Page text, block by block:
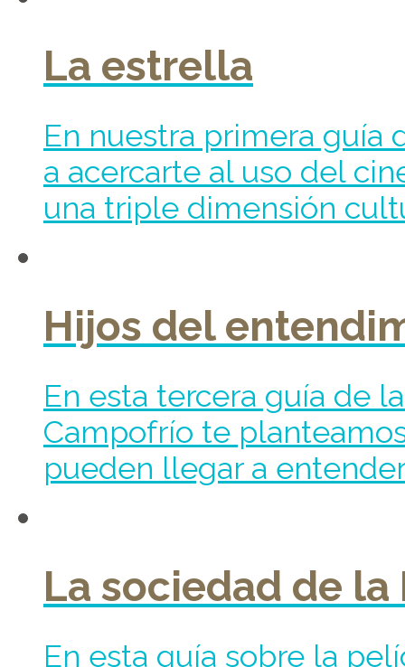
La estrella
En nuestra primera guía
a acercarte al uso del
una triple dimensión
Hijos del
En esta tercera guía de
Campofrío te
pueden llegar a
La sociedad de la
En esta guía sobre la